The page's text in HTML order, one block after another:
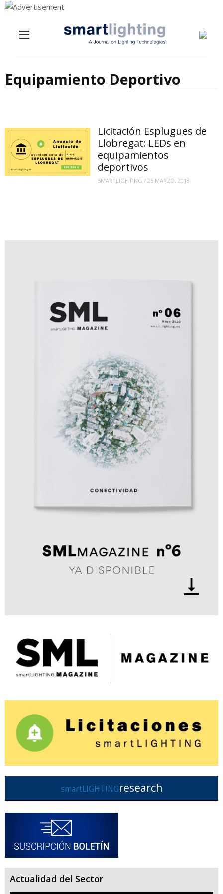
Equipamiento Deportivo
Licitación Esplugues de
Llobregat: LEDs en
equipamientos
deportivos
SMARTLIGHTING /26 MARZO, 2018
smartLIGHTINGresearch
Actualidad del Sector